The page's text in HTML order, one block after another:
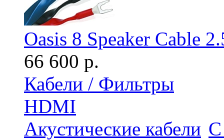
Oasis 8 Speaker Cable
66 600 р.
Кабели / Фильтры
HDMI
Акустические кабели С